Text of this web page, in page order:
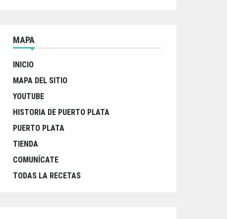
MAPA
INICIO
MAPA DEL SITIO
YOUTUBE
HISTORIA DE PUERTO PLATA
PUERTO PLATA
TIENDA
COMUNÍCATE
TODAS LA RECETAS